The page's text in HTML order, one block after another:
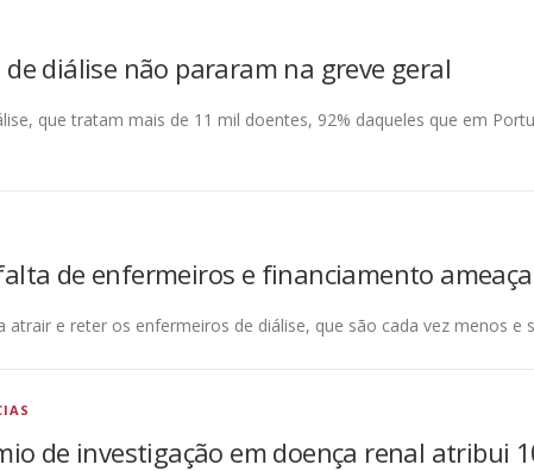
diálise não pararam na greve geral
que tratam mais de 11 mil doentes, 92% daqueles que em
de enfermeiros e financiamento
atrair e reter os enfermeiros de diálise, que são cada vez menos
de investigação em doença renal atribui